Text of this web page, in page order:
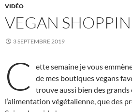
VIDÉO
VEGAN
3 SEPTEMBRE 2019
C
ette semaine je vous
de mes boutiques vegans
trouve aussi bien des grands
l’alimentation végétalienne, que des